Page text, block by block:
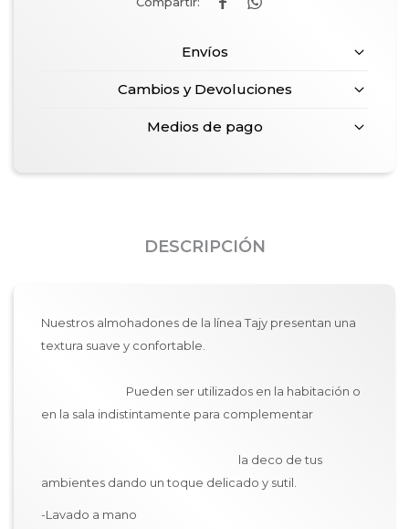
Envíos
Cambios y Devoluciones
Medios de pago
DESCRIPCIÓN
Nuestros almohadones de la línea Tajy presentan una
textura suave y confortable.
Pueden ser utilizados en la habitación o
en la sala indistintamente para complementar
la deco de tus
ambientes dando un toque delicado y sutil.
-Lavado a mano